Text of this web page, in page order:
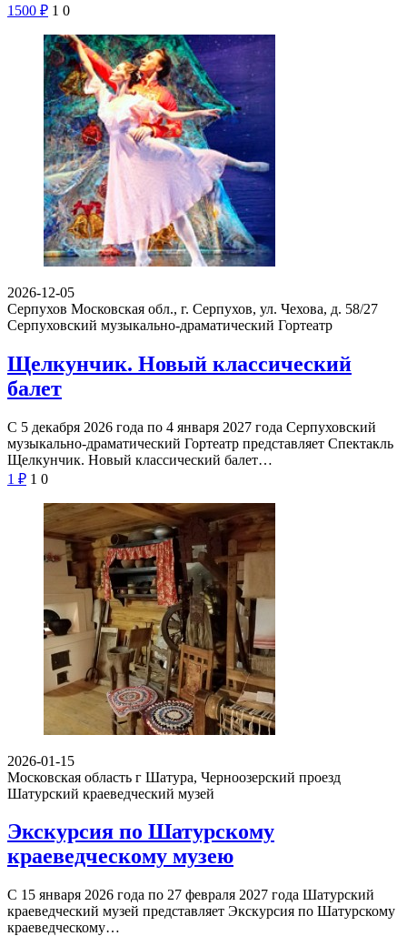
1500 ₽ 1 0
2026-12-05
Серпухов Московская обл., г. Серпухов, ул. Чехова, д. 58/27
Серпуховский музыкально-драматический Гортеатр
Щелкунчик. Новый классический
балет
С 5 декабря 2026 года по 4 января 2027 года Серпуховский
музыкально-драматический Гортеатр представляет Спектакль
Щелкунчик. Новый классический балет…
1 ₽ 1 0
2026-01-15
Московская область г Шатура, Черноозерский проезд
Шатурский краеведческий музей
Экскурсия по Шатурскому
краеведческому музею
С 15 января 2026 года по 27 февраля 2027 года Шатурский
краеведческий музей представляет Экскурсия по Шатурскому
краеведческому…